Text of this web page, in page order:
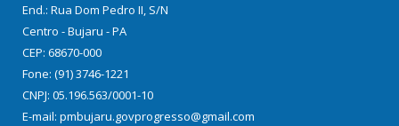
End.: Rua Dom Pedro II, S/N
Centro - Bujaru - PA
CEP: 68670-000
Fone: (91) 3746-1221
CNPJ: 05.196.563/0001-10
E-mail: pmbujaru.govprogresso@gmail.com